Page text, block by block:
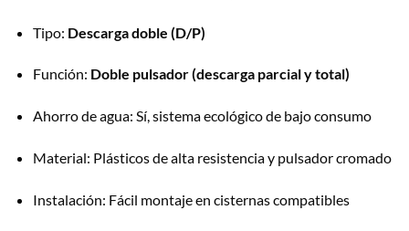
Tipo: Descarga doble (D/P)
Función: Doble pulsador (descarga parcial y total)
Ahorro de agua: Sí, sistema ecológico de bajo consumo
Material: Plásticos de alta resistencia y pulsador cromado
Instalación: Fácil montaje en cisternas compatibles